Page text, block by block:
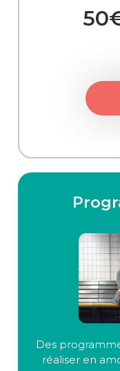
Des
réaliser en